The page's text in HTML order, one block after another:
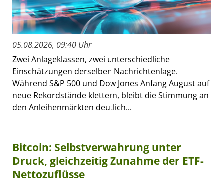
05.08.2026, 09:40 Uhr
Zwei Anlageklassen, zwei unterschiedliche
Einschätzungen derselben Nachrichtenlage.
Während S&P 500 und Dow Jones Anfang August auf
neue Rekordstände klettern, bleibt die Stimmung an
den Anleihenmärkten deutlich...
Bitcoin: Selbstverwahrung unter
Druck, gleichzeitig Zunahme der ETF-
Nettozuflüsse